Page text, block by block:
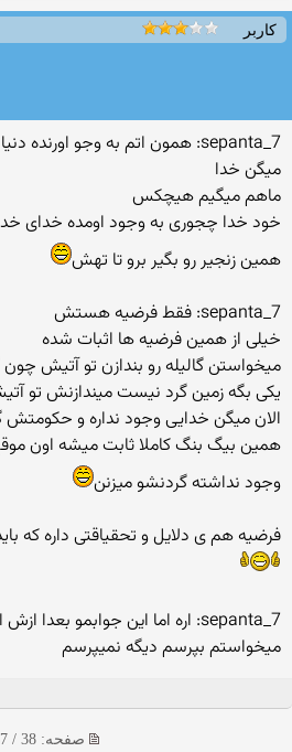
کاربر
sepanta_7: همون اتم به وجو اورنده دنیا از کجا اومده
میگن خدا
ماهم میگیم هیچکس
خود خدا چجوری به وجود اومده خدای
همین زنجیر رو بگیر برو تا تهش
sepanta_7: فقط فرضیه هستش
خیلی از همین فرضیه ها اثبات شده
میخواستن گالیله رو بندازن تو آتیش چون
یکی بگه زمین گرد نیست میندازنش تو
الان میگن خدایی وجود نداره و
همین بیگ بنگ کاملا ثابت میشه اون
وجود نداشته گردنشو میزنن
فرضیه هم ی دلایل و تحقیاقتی داره که
sepanta_7: اره اما این جوابمو بعدا ازش استفاده نکنی ازم سوال کنی
میخواستم بپرسم دیگه نمیپرسم
صفحه: 38 / 67